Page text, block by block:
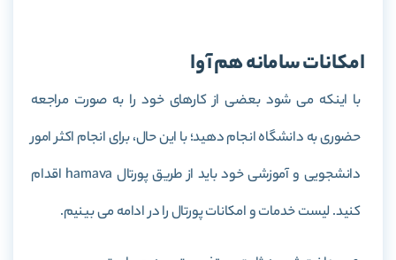
امکانات سامانه هم آوا
با اینکه می شود بعضی از کارهای خود را به صورت مراجعه
حضوری به دانشگاه انجام دهید؛ با این حال، برای انجام اکثر امور
دانشجویی و آموزشی خود باید از طریق پورتال hamava اقدام
کنید. لیست خدمات و امکانات پورتال را در ادامه می بینیم.